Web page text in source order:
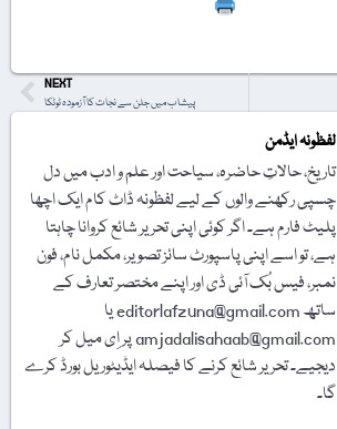
NEXT
پیشاب میں جلن سے نجات کا آزمودہ ٹوٹکا
لفظونہ ایڈمن
تاریخ، حالاتِ حاضرہ، سیاحت اور علم و ادب میں دل
چسپی رکھنے والوں کے لیے لفظونہ ڈاٹ کام ایک اچھا
پلیٹ فارم ہے۔ اگر کوئی اپنی تحریر شائع کروانا چاہتا
ہے، تو اسے اپنی پاسپورٹ سائز تصویر، مکمل نام، فون
نمبر، فیس بُک آئی ڈی اور اپنے مختصر تعارف کے
ساتھ editorlafzuna@gmail.com یا
amjadalisahaab@gmail.com پر اِی میل کر
دیجیے۔ تحریر شائع کرنے کا فیصلہ ایڈیٹوریل بورڈ کرے
گا۔